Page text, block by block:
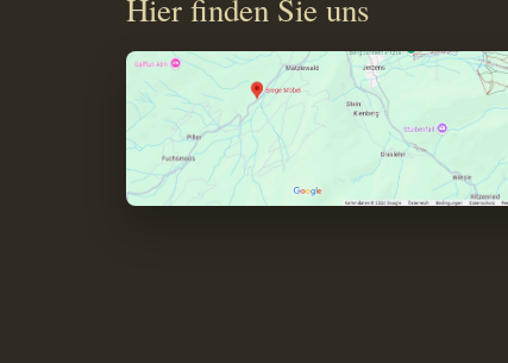
Hier finden Sie uns